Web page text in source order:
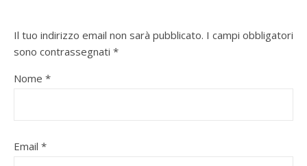
Il tuo indirizzo email non sarà pubblicato. I campi obbligatori
sono contrassegnati *
Nome *
Email *